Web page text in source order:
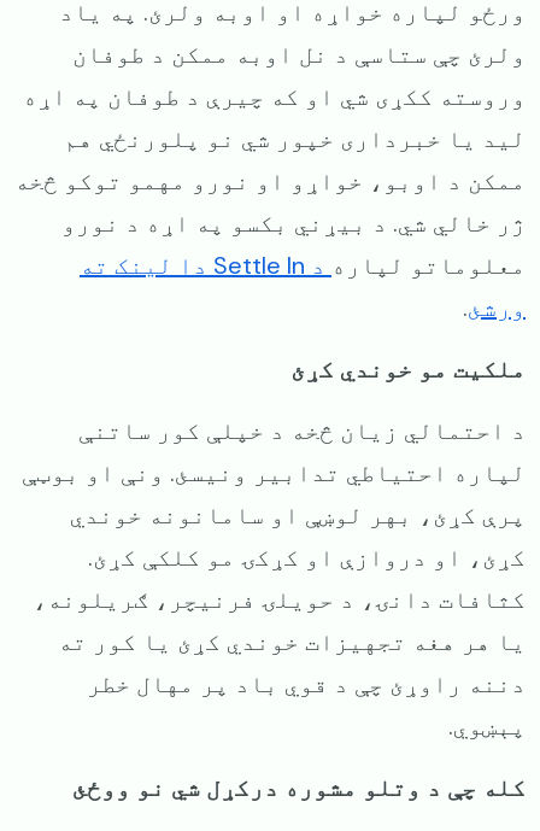
ورځو لپاره خواړه او اوبه ولرئ. په یاد
ولرئ چې ستاسې د نل اوبه ممکن د طوفان
وروسته ککړی شي او که چیرې د طوفان په اړه
لید یا خبرداری خپور شي نو پلورنځي هم
ممکن د اوبو، خواړو او نورو مهمو توکو څخه
ژر خالي شي. د بیړني بکسو په اړه د نورو
معلوماتو لپاره
د Settle In دا لینک ته
ورشئ.
ملکیت مو خوندي کړئ
د احتمالي زیان څخه د خپلې کور ساتنې
لپاره احتیاطي تدابیر ونیسئ. ونې او بوټې
پرې کړئ، بهر لوښې او سامانونه خوندي
کړئ، او دروازې او کړکۍ مو کلکې کړئ.
کثافات دانۍ، د حویلۍ فرنیچر، ګریلونه،
یا هر هغه تجهیزات خوندي کړئ یا کور ته
دننه راوړئ چې د قوي باد پر مهال خطر
پېښوي.
کله چې د وتلو مشوره درکړل شي نو ووځئ